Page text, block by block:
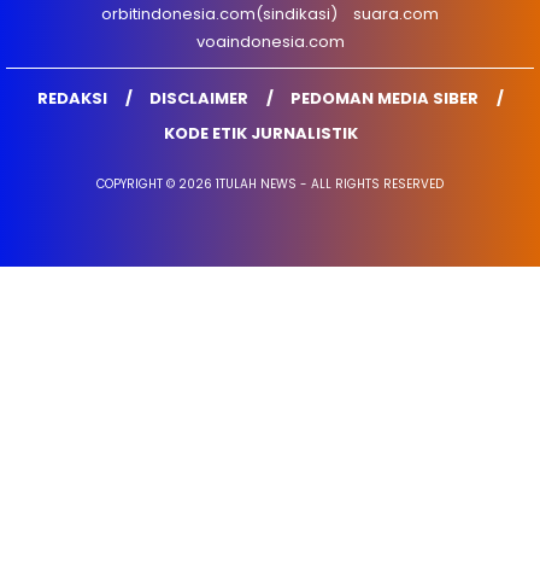
orbitindonesia.com(sindikasi)
suara.com
voaindonesia.com
REDAKSI DISCLAIMER
PEDOMAN MEDIA SIBER
KODE ETIK JURNALISTIK
COPYRIGHT © 2026 1TULAH NEWS - ALL RIGHTS RESERVED